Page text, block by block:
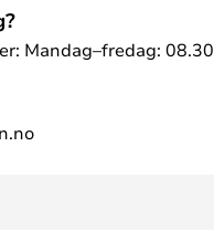
Mandag–fredag: